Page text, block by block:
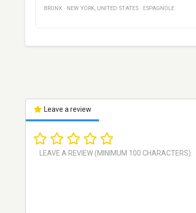
BRONX · NEW YORK, UNITED STATES · ESPAGNOLE
Leave a review